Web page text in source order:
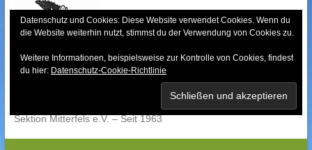
content
Bayerischer Wald-
Sektion Mitterfels e.V. – Seit 1963
Datenschutz und Cookies: Diese Website verwendet Cookies. Wenn du
die Website weiterhin nutzt, stimmst du der Verwendung von Cookies zu.
Weitere Informationen, beispielsweise zur Kontrolle von Cookies, findest
du hier: Datenschutz-Cookie-Richtlinie